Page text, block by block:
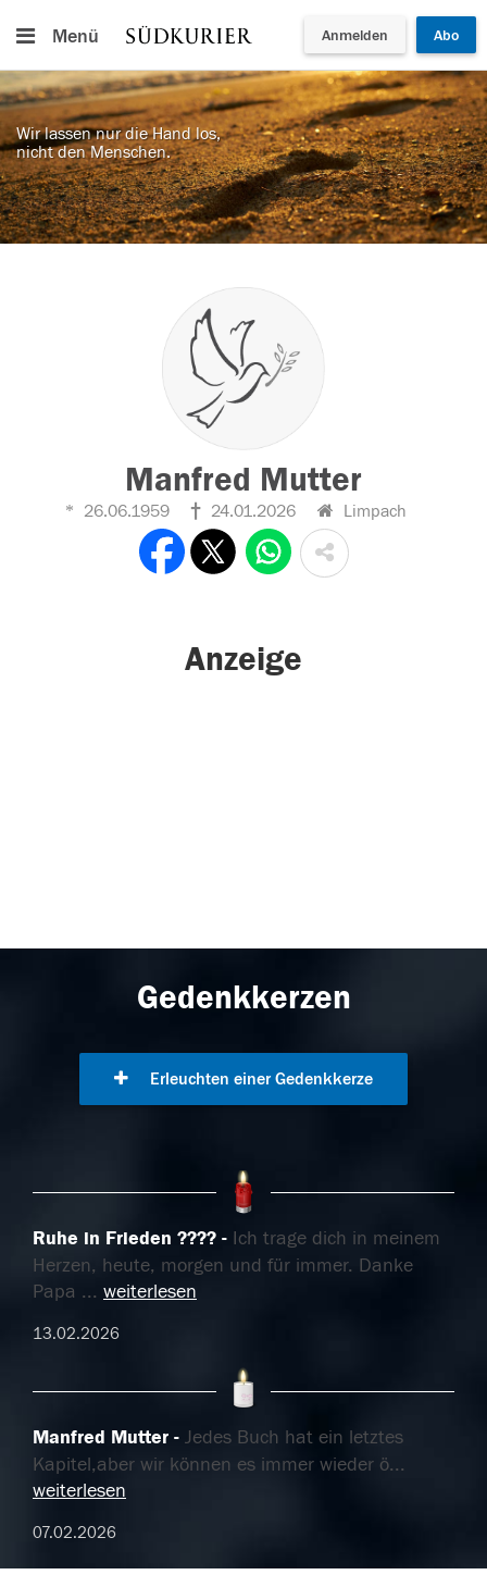
Menü Anmelden Abo
Wir lassen nur die Hand los,
nicht den Menschen.
Manfred Mutter
26.06.1959 24.01.2026 Limpach
Anzeige
Gedenkkerzen
Erleuchten einer Gedenkkerze
Ruhe in Frieden ????️
Ich trage dich in meinem
Herzen, heute, morgen und für immer. Danke
Papa ... weiterlesen
13.02.2026
Manfred Mutter
Jedes Buch hat ein letztes
Kapitel,aber wir können es immer wieder ö...
weiterlesen
07.02.2026